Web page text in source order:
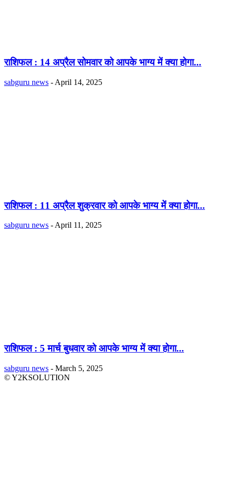
राशिफल : 14 अप्रैल सोमवार को आपके भाग्य में क्या होगा...
sabguru news - April 14, 2025
राशिफल : 11 अप्रैल शुक्रवार को आपके भाग्य में क्या होगा...
sabguru news - April 11, 2025
राशिफल : 5 मार्च बुधवार को आपके भाग्य में क्या होगा...
sabguru news - March 5, 2025
© Y2KSOLUTION